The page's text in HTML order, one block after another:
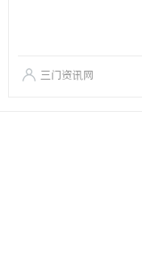
三门资讯网